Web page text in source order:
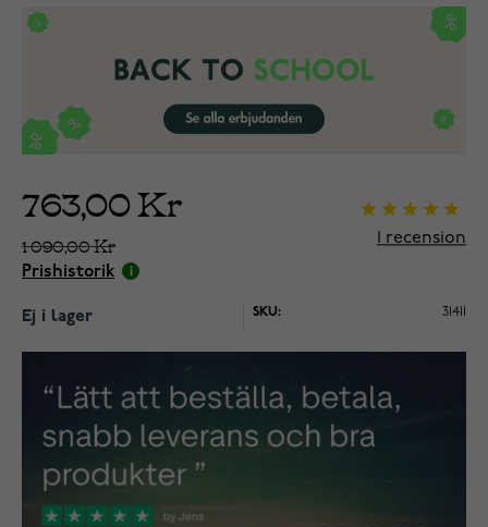
763,00 Kr
1 090,00 Kr
Prishistorik
recension
Ej i lager SKU: 31411